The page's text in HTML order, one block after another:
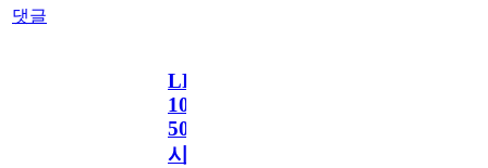
댓글
LPI
102-
500
시